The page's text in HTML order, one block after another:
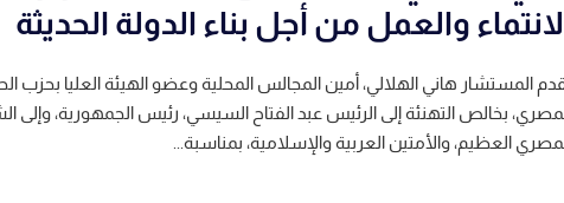
والعمل من أجل بناء الدولة الحديثة
المستشار هاني الهلالي، أمين المجالس المحلية وعضو الهيئة العليا بحزب
بخالص التهنئة إلى الرئيس عبد الفتاح السيسي، رئيس الجمهورية، وإلى
العظيم، والأمتين العربية والإسلامية، بمناسبة...